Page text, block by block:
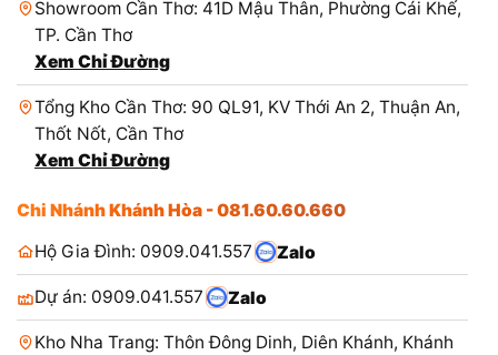
Showroom Cần Thơ: 41D Mậu Thân, Phường Cái Khế,
TP. Cần Thơ
Xem Chỉ Đường
Tổng Kho Cần Thơ: 90 QL91, KV Thới An 2, Thuận An,
Thốt Nốt, Cần Thơ
Xem Chỉ Đường
Chi Nhánh Khánh Hòa - 081.60.60.660
Hộ Gia Đình: 0909.041.557
Zalo
Dự án: 0909.041.557 Zalo
Kho Nha Trang: Thôn Đông Dinh, Diên Khánh, Khánh